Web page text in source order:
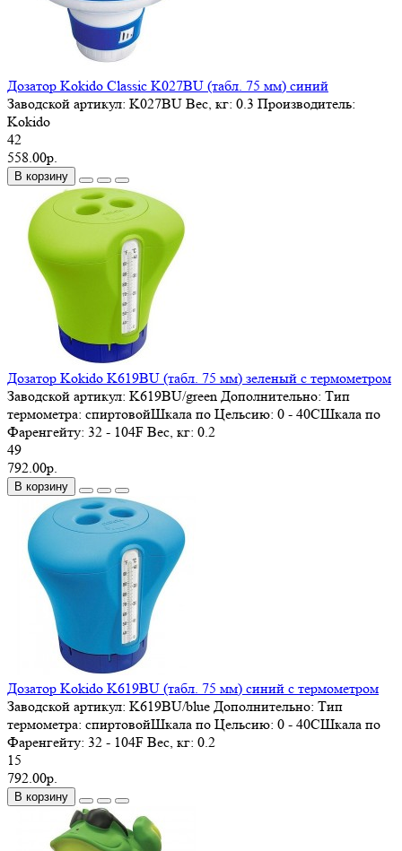
Дозатор Kokido Classic K027BU (табл. 75 мм) синий
Заводской артикул: K027BU Вес, кг: 0.3 Производитель:
Kokido
42
558.00р.
В корзину
Дозатор Kokido K619BU (табл. 75 мм) зеленый с термометром
Заводской артикул: K619BU/green Дополнительно: Тип
термометра: спиртовойШкала по Цельсию: 0 - 40СШкала по
Фаренгейту: 32 - 104F Вес, кг: 0.2
49
792.00р.
В корзину
Дозатор Kokido K619BU (табл. 75 мм) синий с термометром
Заводской артикул: K619BU/blue Дополнительно: Тип
термометра: спиртовойШкала по Цельсию: 0 - 40СШкала по
Фаренгейту: 32 - 104F Вес, кг: 0.2
15
792.00р.
В корзину